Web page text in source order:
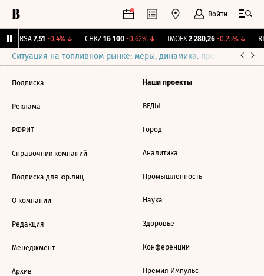
Войти
ARSA 7,51 -0,4%↓ CHKZ 16 100 -0,62%↓ IMOEX 2 280,26 -0,25%↓
Ситуация на топливном рынке: меры, динамика, прогнозы
Подписка
Реклама
РФРИТ
Справочник компаний
Подписка для юр.лиц
О компании
Редакция
Менеджмент
Архив
Наши проекты
ВЕДЫ
Город
Аналитика
Промышленность
Наука
Здоровье
Конференции
Премия Импульс